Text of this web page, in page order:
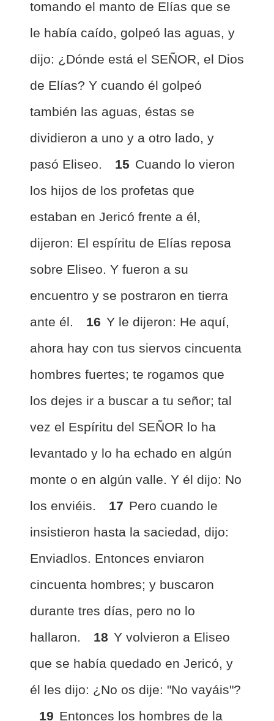
tomando el manto de Elías que se
le había caído, golpeó las aguas, y
dijo: ¿Dónde está el SEÑOR, el Dios
de Elías? Y cuando él golpeó
también las aguas, éstas se
dividieron a uno y a otro lado, y
pasó Eliseo.
15 Cuando lo vieron
los hijos de los profetas que
estaban en Jericó frente a él,
dijeron: El espíritu de Elías reposa
sobre Eliseo. Y fueron a su
encuentro y se postraron en tierra
ante él.
16 Y le dijeron: He aquí,
ahora hay con tus siervos cincuenta
hombres fuertes; te rogamos que
los dejes ir a buscar a tu señor; tal
vez el Espíritu del SEÑOR lo ha
levantado y lo ha echado en algún
monte o en algún valle. Y él dijo: No
los enviéis.
17 Pero cuando le
insistieron hasta la saciedad, dijo:
Enviadlos. Entonces enviaron
cincuenta hombres; y buscaron
durante tres días, pero no lo
hallaron.
18 Y volvieron a Eliseo
que se había quedado en Jericó, y
él les dijo: ¿No os dije: "No vayáis"?
19 Entonces los hombres de la